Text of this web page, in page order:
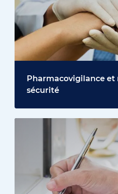
Pharmacovigilance et
sécurité